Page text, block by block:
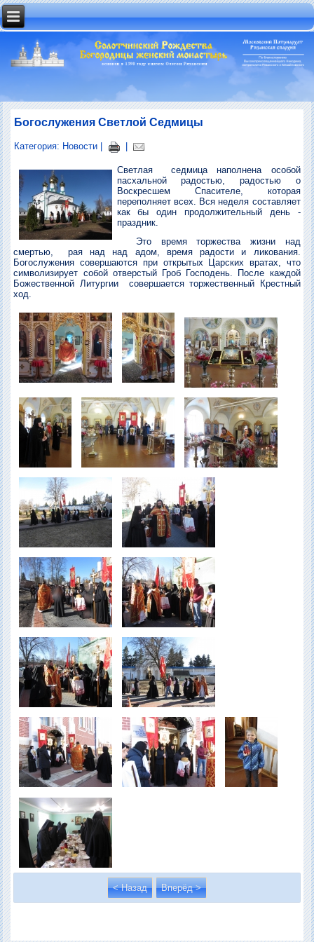
Богослужения Светлой Седмицы
Категория: Новости
Светлая седмица наполнена особой
пасхальной радостью, радостью о
Воскресшем Спасителе, которая
переполняет всех. Вся неделя составляет
как бы один продолжительный день -
праздник.
Это время торжества жизни над
смертью, рая над над адом, время радости и ликования.
Богослужения совершаются при открытых Царских вратах, что
символизирует собой отверстый Гроб Господень. После каждой
Божественной Литургии совершается торжественный Крестный
ход.
< Назад Вперёд >